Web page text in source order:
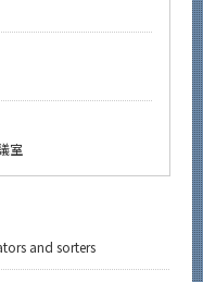
室
and sorters